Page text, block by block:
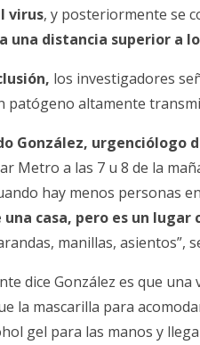
virus, y posteriormente se
una distancia superior a
los investigadores
patógeno altamente
González, urgenciólogo
Metro a las 7 u 8 de la
hay menos personas
casa, pero es un lugar
manillas, asientos”,
dice González es que
la mascarilla para
gel para las manos y